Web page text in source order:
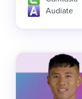
Audiate